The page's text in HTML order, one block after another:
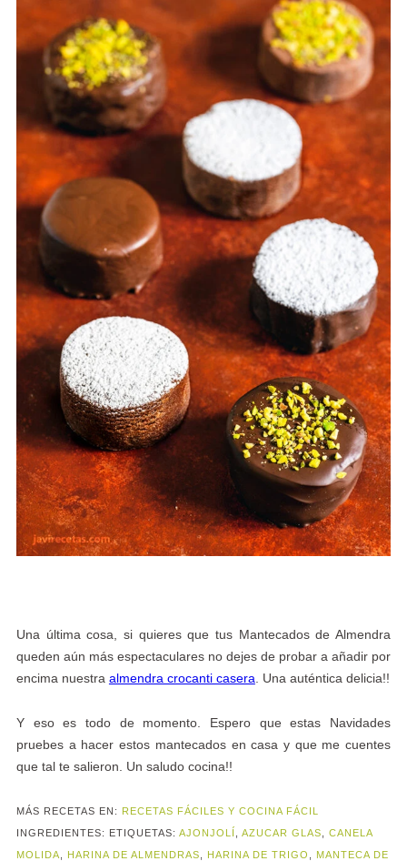
Una última cosa, si quieres que tus Mantecados de Almendra
queden aún más espectaculares no dejes de probar a añadir por
encima nuestra almendra crocanti casera . Una auténtica delicia!!
Y eso es todo de momento. Espero que estas Navidades
pruebes a hacer estos mantecados en casa y que me cuentes
que tal te salieron. Un saludo cocina!!
MÁS RECETAS EN: RECETAS FÁCILES Y COCINA FÁCIL
INGREDIENTES: ETIQUETAS: AJONJOLÍ AZUCAR GLAS
CANELA
MOLIDA
HARINA DE ALMENDRAS HARINA DE TRIGO MANTECA DE